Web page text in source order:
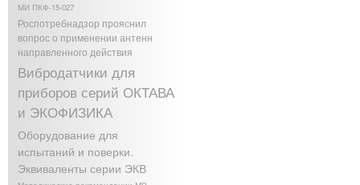
МИ ПКФ-15-027
Роспотребнадзор прояснил
вопрос о применении антенн
направленного действия
Вибродатчики для
приборов серий ОКТАВА
и ЭКОФИЗИКА
Оборудование для
испытаний и поверки.
Эквиваленты серии ЭКВ